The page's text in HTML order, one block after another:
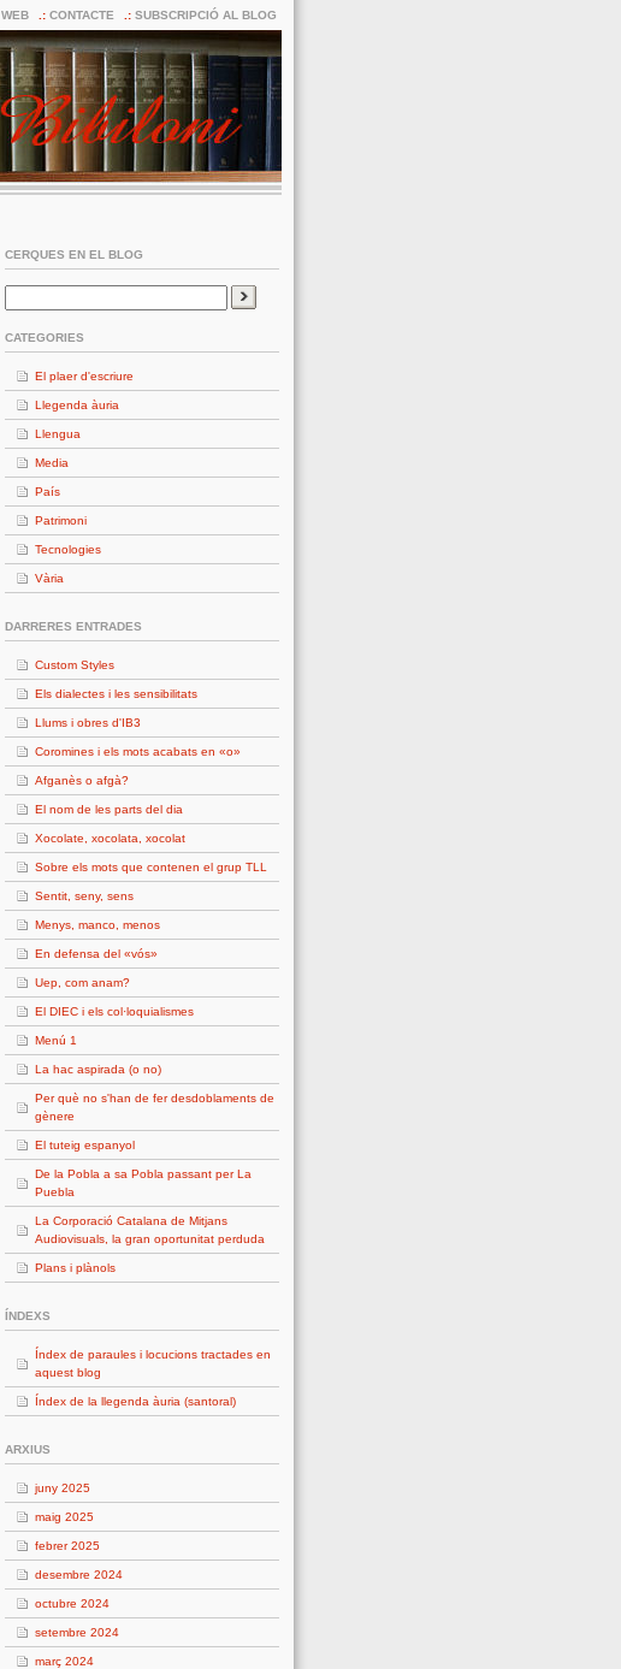
SUBSCRIPCIÓ AL BLOG
CONTACTE
WEB
CERQUES EN EL BLOG
CATEGORIES
El plaer d'escriure
Llegenda àuria
Llengua
Media
País
Patrimoni
Tecnologies
Vària
DARRERES ENTRADES
Custom Styles
Els dialectes i les sensibilitats
Llums i obres d'IB3
Coromines i els mots acabats en «o»
Afganès o afgà?
El nom de les parts del dia
Xocolate, xocolata, xocolat
Sobre els mots que contenen el grup TLL
Sentit, seny, sens
Menys, manco, menos
En defensa del «vós»
Uep, com anam?
El DIEC i els col·loquialismes
Menú 1
La hac aspirada (o no)
Per què no s'han de fer desdoblaments de
gènere
El tuteig espanyol
De la Pobla a sa Pobla passant per La
Puebla
La Corporació Catalana de Mitjans
Audiovisuals, la gran oportunitat perduda
Plans i plànols
ÍNDEXS
Índex de paraules i locucions tractades en
aquest blog
Índex de la llegenda àuria (santoral)
ARXIUS
juny 2025
maig 2025
febrer 2025
desembre 2024
octubre 2024
setembre 2024
març 2024